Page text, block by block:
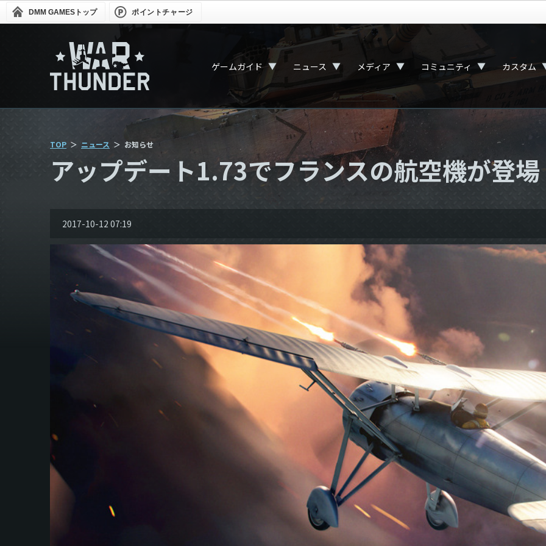
DMM GAMES トップ ポイントチャージ
ゲームガイド ▼ ニュース ▼ メディア ▼ コミュニティ ▼ カスタム
TOP ニュース お知らせ
アップデート1.73でフランスの航空機が登
2017-10-12 07:19